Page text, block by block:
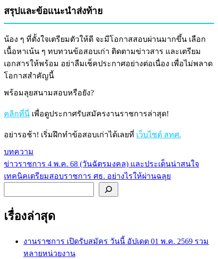
สรุปและข้อแนะนำส่งท้าย
น้อง ๆ ที่ตั้งใจเตรียมตัวให้ดี จะมีโอกาสสอบผ่านมากขึ้น เลือก
เนื้อหาเน้น ๆ ทบทวนข้อสอบเก่า ติดตามข่าวสาร และเตรียม
เอกสารให้พร้อม อย่าลืมเช็คประกาศอย่างต่อเนื่อง เพื่อไม่พลาด
โอกาสสำคัญนี้
พร้อมลุยสนามสอบหรือยัง?
คลิกที่นี่ เพื่อดูประกาศรับสมัครงานราชการล่าสุด!
อย่ารอช้า! เริ่มฝึกทำข้อสอบเก่าได้เลยที่ เว็บไซต์ สทศ.
บทความ
แนะแนว
เรื่อง
ข่าวราชการ 4 พ.ค. 68 (วันฉัตรมงคล) และประเด็นน่าสนใจ
เทคนิคเตรียมสอบราชการ ศธ. อย่างไรให้ผ่านฉลุย
เรื่องล่าสุด
งานราชการ เปิดรับสมัคร วันนี้ อัปเดต 01 พ.ค. 2569 รวม
หลายหน่วยงาน